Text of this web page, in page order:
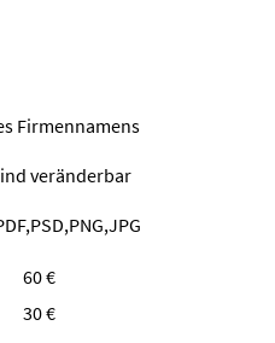
Firmennamens
veränderbar
60 €
30 €